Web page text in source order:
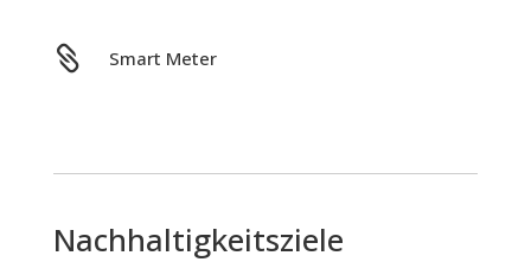
 Smart Meter
Nachhaltigkeitsziele